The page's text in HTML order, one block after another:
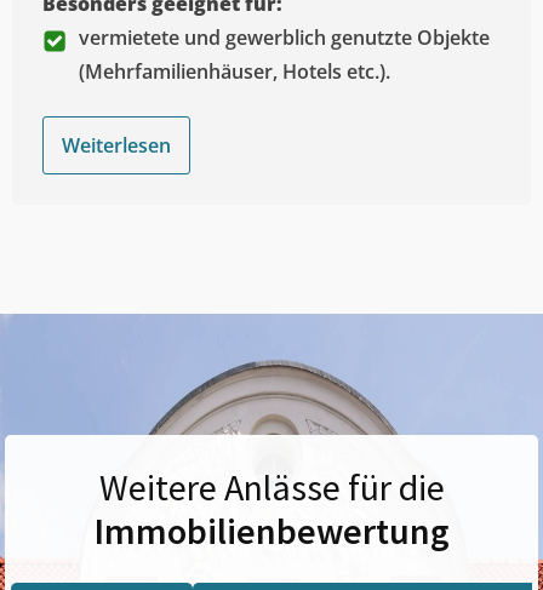
vermietete und gewerblich genutzte Objekte
(Mehrfamilienhäuser, Hotels etc.).
Weiterlesen
Weitere Anlässe für die
Immobilienbewertung